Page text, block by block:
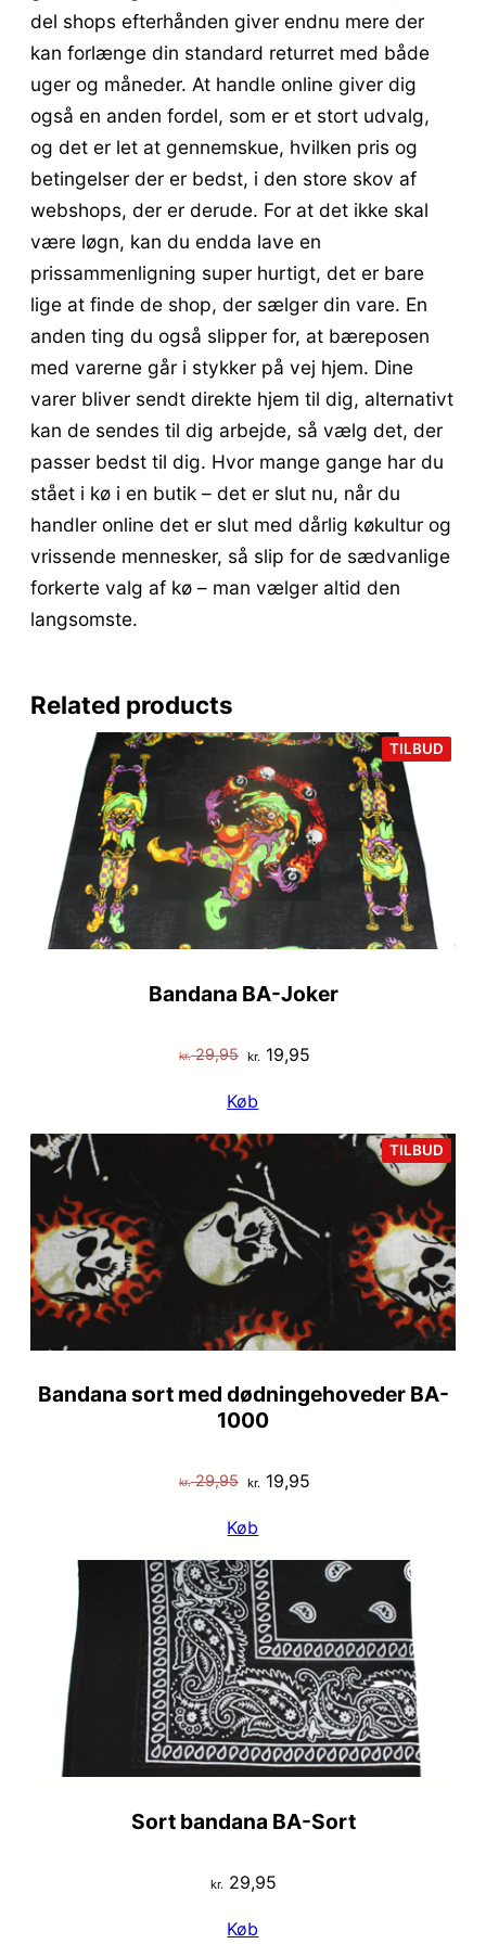
del shops efterhånden giver endnu mere der
kan forlænge din standard returret med både
uger og måneder. At handle online giver dig
også en anden fordel, som er et stort udvalg,
og det er let at gennemskue, hvilken pris og
betingelser der er bedst, i den store skov af
webshops, der er derude. For at det ikke skal
være løgn, kan du endda lave en
prissammenligning super hurtigt, det er bare
lige at finde de shop, der sælger din vare. En
anden ting du også slipper for, at bæreposen
med varerne går i stykker på vej hjem. Dine
varer bliver sendt direkte hjem til dig, alternativt
kan de sendes til dig arbejde, så vælg det, der
passer bedst til dig. Hvor mange gange har du
stået i kø i en butik – det er slut nu, når du
handler online det er slut med dårlig køkultur og
vrissende mennesker, så slip for de sædvanlige
forkerte valg af kø – man vælger altid den
langsomste.
Related products
TILBUD
PÅ
Bandana BA-Joker
kr.29,95 Den
pris
var:
kr. 29,95.
kr. 19,95
er:
kr. 19,95.
Køb
TILBUD
PÅ
Bandana sort med dødningehoveder BA-
1000
kr.29,95 Den
pris
var:
kr. 29,95.
kr. 19,95
er:
kr. 19,95.
Køb
Sort bandana BA-Sort
kr.29,95
Køb